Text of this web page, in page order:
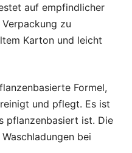
auf empfindlicher
zu
Karton und leicht
Formel,
und pflegt. Es ist
pflanzenbasiert ist. Die
bei